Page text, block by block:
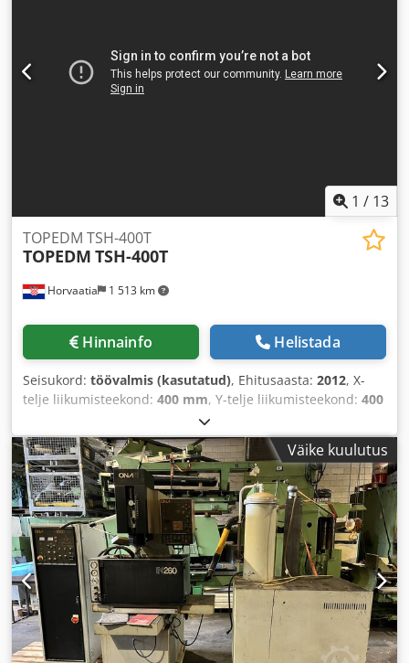
1 / 13
Horvaatia 1 513 km
TOPEDM TSH-400T
TOPEDM TSH-400T
Hinnainfo Helistada
Seisukord: töövalmis (kasutatud), Ehitusaasta: 2012, X-
telje liikumisteekond: 400 mm, Y-telje liikumisteekond: 400
, Z-telje liikumisteekond:390 mm
mm, kogulaius:1 900 mm, kogumass:2 100 kg, toote
pikkus (maks.):2 700 mm, telgede arv: 5, See 5-teljeline
TOPEDM TSH-400T CNC EDM Spark Erosion Hole Drilling
Machine masin valmistati 2012. aastal. Selle X-telje
liikumine on 400 mm, Y-telje liikumine 400 mm ja Z-telje
liikumine 390 mm. Masin sisaldab roostevabast terasest
lauda suurusega 480 × 458 mm ja 21 positsiooniga
automaatset elektroodivahetajat. Kui otsite kvaliteetset
sädeerosioonpuurimise võimekust, kaaluge TOPEDM TSH-
400T sädeerosioonpuurimismasinat EDM, mis meil on
müügil. Võtke meiega ühendust, et saada lisateavet. •
Masinapea liikumine: 310 mm • Roostevabast terasest laua
Väike kuulutus